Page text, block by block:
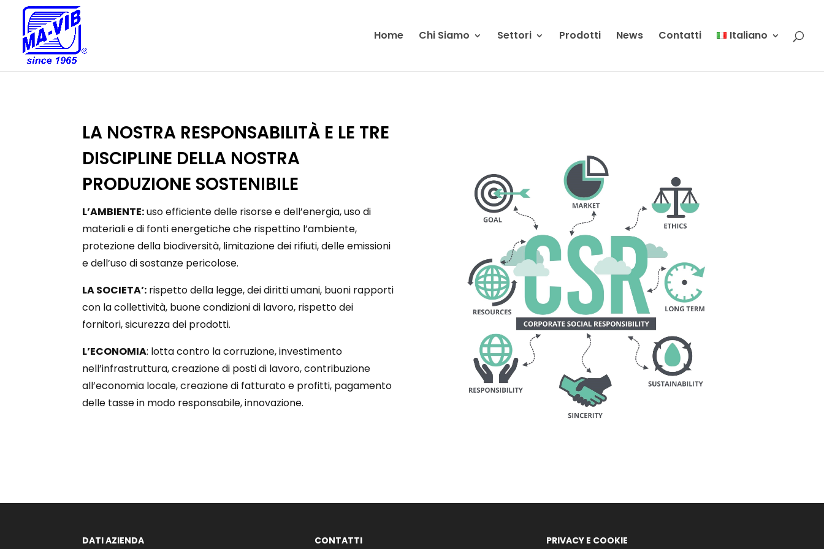
Home Chi Siamo Settori Prodotti News Contatti Italiano
LA NOSTRA RESPONSABILITÀ E LE TRE
DISCIPLINE DELLA NOSTRA
PRODUZIONE SOSTENIBILE
L’AMBIENTE:uso efficiente delle risorse e dell’energia, uso di
materiali e di fonti energetiche che rispettino l’ambiente,
protezione della biodiversità, limitazione dei rifiuti, delle emissioni
e dell’uso di sostanze pericolose.
LA SOCIETA’: rispetto della legge, dei diritti umani, buoni rapporti
con la collettività, buone condizioni di lavoro, rispetto dei
fornitori, sicurezza dei prodotti.
L’ECONOMIA: lotta contro la corruzione, investimento
nell’infrastruttura, creazione di posti di lavoro, contribuzione
all’economia locale, creazione di fatturato e profitti, pagamento
delle tasse in modo responsabile, innovazione.
DATI AZIENDA CONTATTI PRIVACY E COOKIE